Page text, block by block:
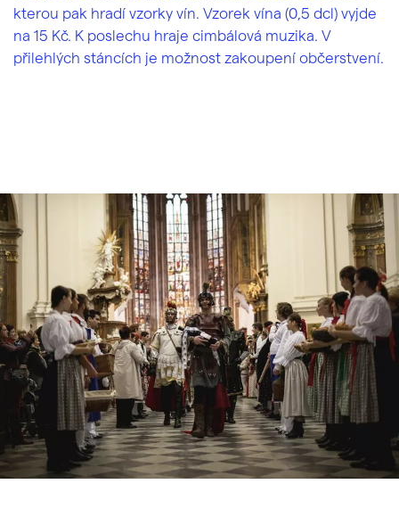
kterou pak hradí vzorky vín. Vzorek vína (0,5 dcl) vyjde
na 15 Kč. K poslechu hraje cimbálová muzika. V
přilehlých stáncích je možnost zakoupení občerstvení.